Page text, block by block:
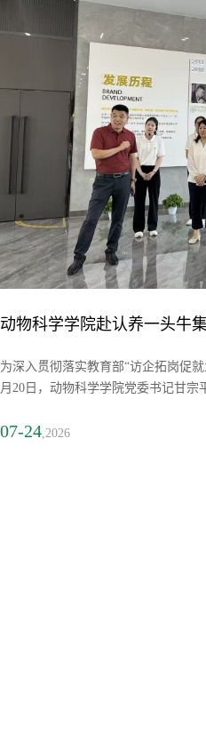
盐城工学院海洋与生物工程
7月6日，盐城工学院海洋与生物科
流。动物科学学院党政领导班子成
07-07 ,2026